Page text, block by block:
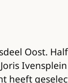
Oost.
heeft